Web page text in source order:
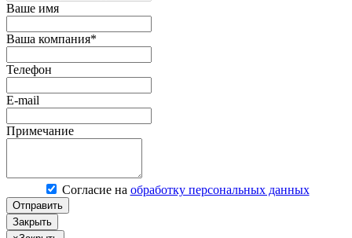
Ваше имя
Ваша компания*
Телефон
E-mail
Примечание
Согласие на обработку персональных данных
Отправить
Закрыть